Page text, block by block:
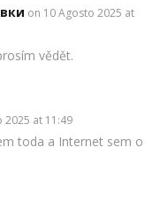
on 10 Agosto 2025 at
vědět.
2025 at 11:49
toda a Internet sem o